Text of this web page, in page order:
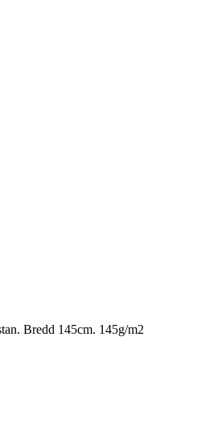
Bredd 145cm. 145g/m2